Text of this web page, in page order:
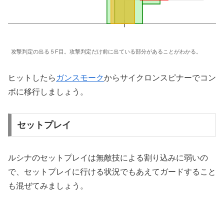
攻撃判定の出る５F目。攻撃判定だけ前に出ている部分があることがわかる。
ヒットしたら ガンスモークからサイクロンスピナーでコン
ボに移行しましょう。
セットプレイ
ルシナのセットプレイは無敵技による割り込みに弱いの
で、セットプレイに行ける状況でもあえてガードすること
も混ぜてみましょう。